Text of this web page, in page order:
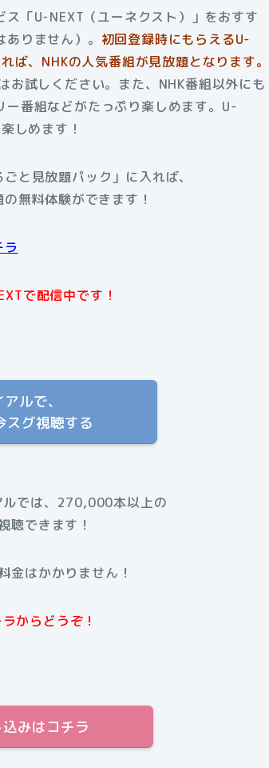
ス「U-NEXT（ユーネクスト）」をおすす
りません）。 初回登録時にもらえるU-
ば、NHKの人気番組が見放題となります。
試しください。また、NHK番組以外にも
番組などがたっぷり楽しめます。U-
しめます！
と見放題パック」に入れば、
無料体験ができます！
ラ
で配信中です！
ルで、
スグ視聴する
ルでは、270,000本以上の
聴できます！
金はかかりません！
からどうぞ！
みはコチラ